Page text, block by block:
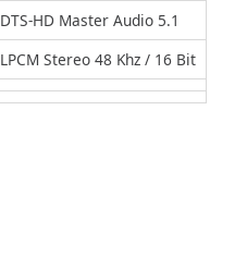
DTS-HD Master Audio 5.1
LPCM Stereo 48 Khz / 16 Bit